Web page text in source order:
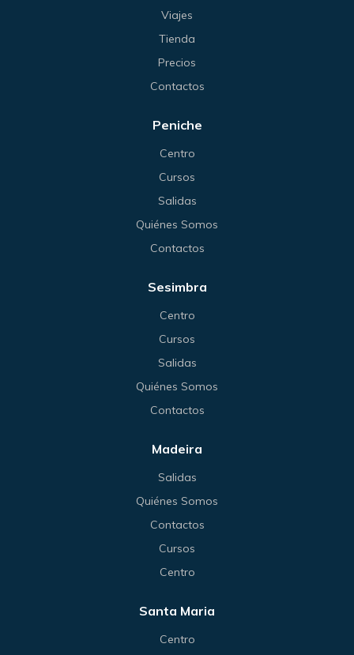
Viajes
Tienda
Precios
Contactos
Peniche
Centro
Cursos
Salidas
Quiénes Somos
Contactos
Sesimbra
Centro
Cursos
Salidas
Quiénes Somos
Contactos
Madeira
Salidas
Quiénes Somos
Contactos
Cursos
Centro
Santa Maria
Centro